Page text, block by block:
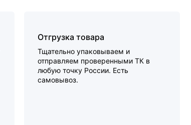
Отгрузка товара
Тщательно упаковываем и
отправляем проверенными ТК в
любую точку России. Есть
самовывоз.